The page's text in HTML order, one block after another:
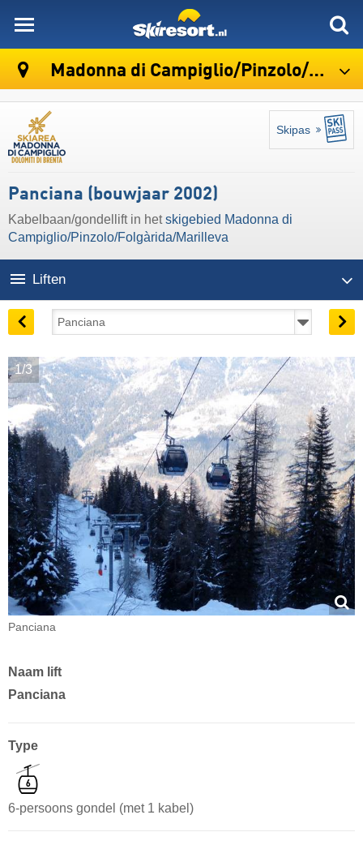
Madonna di Campiglio/​Pinzolo/​Folgàrida/​Marilleva
Skipas
Panciana (bouwjaar 2002)
Kabelbaan/gondellift in hetskigebied Madonna di
Campiglio/​Pinzolo/​Folgàrida/​Marilleva
Liften
1/3
Panciana
Naam lift
Panciana
Type
6-persoons gondel (met 1 kabel)